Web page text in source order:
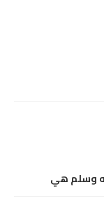
وسلم هي